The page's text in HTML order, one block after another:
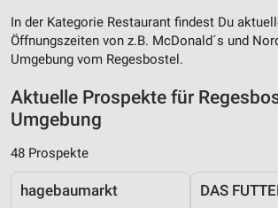
In der Kategorie Restaurant findest Du
Öffnungszeiten von z.B. McDonald´s und
Umgebung vom Regesbostel.
Aktuelle Prospekte für
Umgebung
48 Prospekte
hagebaumarkt DAS